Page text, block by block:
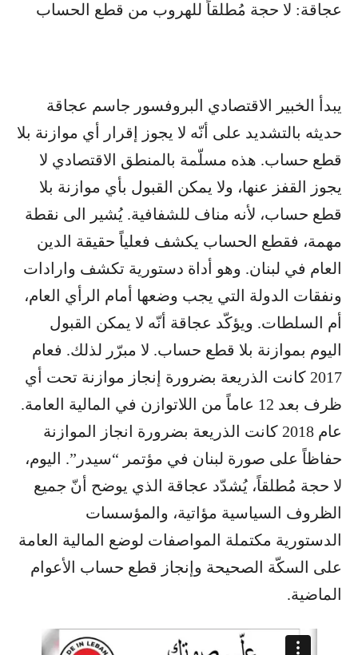
عجاقة: لا حجة مُطلقاً للهروب من قطع الحساب
يبدأ الخبير الاقتصادي البروفسور جاسم عجاقة
حديثه بالتشديد على أنّه لا يجوز إقرار أي موازنة بلا
قطع حساب. هذه مسلّمة بالمنطق الاقتصادي لا
يجوز القفز عنها، ولا يمكن القبول بأي موازنة بلا
قطع حساب، لأنه مناف للشفافية. يُشير الى نقطة
مهمة، فقطع الحساب يكشف فعلياً حقيقة الدين
العام في لبنان. وهو أداة دستورية تكشف وارادات
ونفقات الدولة التي يجب وضعها أمام الرأي العام،
أم السلطات. ويؤكّد عجاقة أنّه لا يمكن القبول
اليوم بموازنة بلا قطع حساب. لا مبرّر لذلك. فعام
2017 كانت الذريعة بضرورة إنجاز موازنة تحت أي
ظرف بعد 12 عاماً من اللاتوازن في المالية العامة.
عام 2018 كانت الذريعة بضرورة انجاز الموازنة
حفاظاً على صورة لبنان في مؤتمر “سيدر”. اليوم،
لا حجة مُطلقاً، يُشدّد عجاقة الذي يوضح أنّ جميع
الظروف السياسية مؤاتية، والمؤسسات
الدستورية مكتملة المواصفات لوضع المالية العامة
على السكّة الصحيحة وإنجاز قطع حساب الأعوام
الماضية.